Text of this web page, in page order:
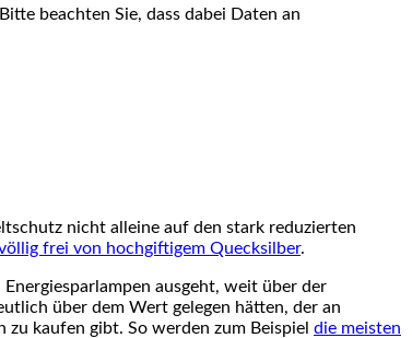
beachten Sie, dass dabei Daten an
nicht alleine auf den stark reduzierten
frei von hochgiftigem Quecksilber.
ausgeht, weit über der
über dem Wert gelegen hätten, der an
kaufen gibt. So werden zum Beispiel die meisten